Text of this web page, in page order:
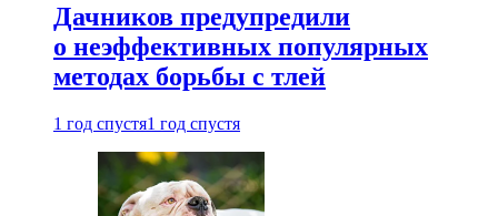
Дачников предупредили
о неэффективных популярных
методах борьбы с тлей
1 год спустя1 год спустя